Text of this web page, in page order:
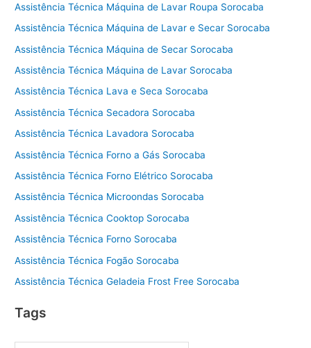
Assistência Técnica Máquina de Lavar Roupa Sorocaba
Assistência Técnica Máquina de Lavar e Secar Sorocaba
Assistência Técnica Máquina de Secar Sorocaba
Assistência Técnica Máquina de Lavar Sorocaba
Assistência Técnica Lava e Seca Sorocaba
Assistência Técnica Secadora Sorocaba
Assistência Técnica Lavadora Sorocaba
Assistência Técnica Forno a Gás Sorocaba
Assistência Técnica Forno Elétrico Sorocaba
Assistência Técnica Microondas Sorocaba
Assistência Técnica Cooktop Sorocaba
Assistência Técnica Forno Sorocaba
Assistência Técnica Fogão Sorocaba
Assistência Técnica Geladeia Frost Free Sorocaba
Tags